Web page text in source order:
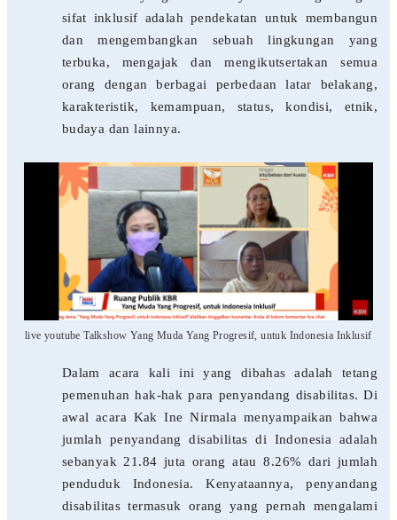
sifat inklusif adalah pendekatan untuk membangun
dan mengembangkan sebuah lingkungan yang
terbuka, mengajak dan mengikutsertakan semua
orang dengan berbagai perbedaan latar belakang,
karakteristik, kemampuan, status, kondisi, etnik,
budaya dan lainnya.
live youtube Talkshow Yang Muda Yang Progresif, untuk Indonesia Inklusif
Dalam acara kali ini yang dibahas adalah tetang
pemenuhan hak-hak para penyandang disabilitas. Di
awal acara Kak Ine Nirmala menyampaikan bahwa
jumlah penyandang disabilitas di Indonesia adalah
sebanyak 21.84 juta orang atau 8.26% dari jumlah
penduduk Indonesia. Kenyataannya, penyandang
disabilitas termasuk orang yang pernah mengalami